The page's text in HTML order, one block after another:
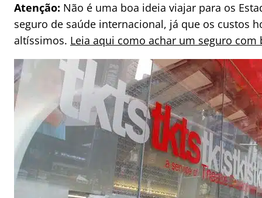
Atenção: Não é uma boa ideia viajar para os
seguro de saúde internacional, já que os custos
altíssimos. Leia aqui como achar um seguro